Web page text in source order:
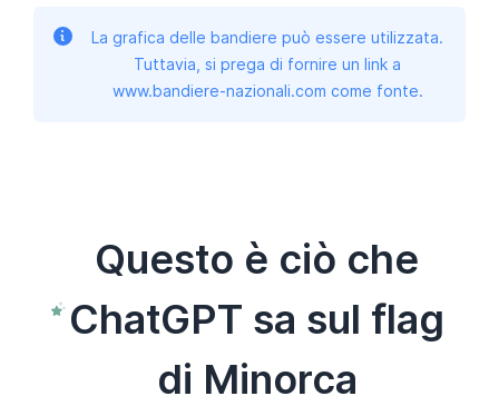
La grafica delle bandiere può essere utilizzata.
Tuttavia, si prega di fornire un link a
www.bandiere-nazionali.com come fonte.
Questo è ciò che
ChatGPT sa sul flag
di Minorca